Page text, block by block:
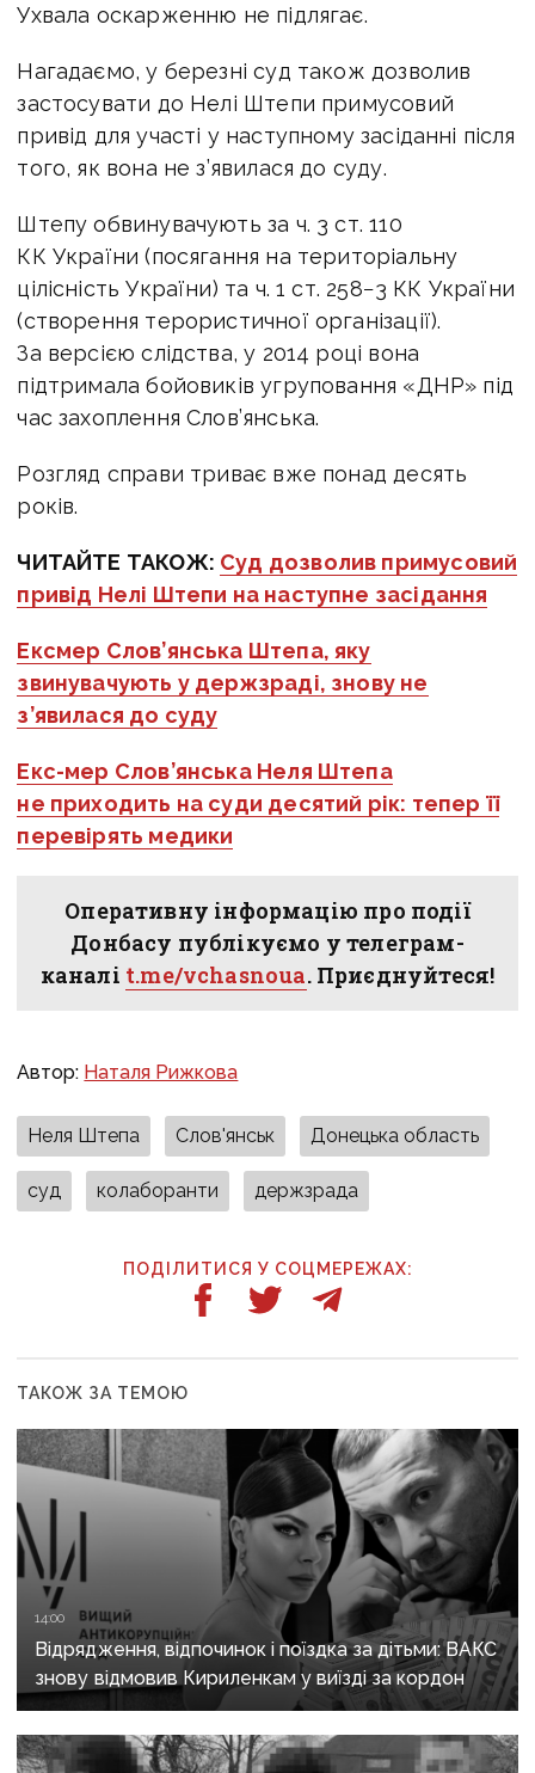
Ухвала оскарженню не підлягає.
Нагадаємо, у березні суд також дозволив
застосувати до Нелі Штепи примусовий
привід для участі у наступному засіданні після
того, як вона не з’явилася до суду.
Штепу обвинувачують за ч. 3 ст. 110
КК України (посягання на територіальну
цілісність України) та ч. 1 ст. 258−3 КК України
(створення терористичної організації).
За версією слідства, у 2014 році вона
підтримала бойовиків угруповання «ДНР» під
час захоплення Слов’янська.
Розгляд справи триває вже понад десять
років.
ЧИТАЙТЕ ТАКОЖ: Суд дозволив примусовий
привід Нелі Штепи на наступне засідання
Ексмер Слов’янська Штепа, яку
звинувачують у держзраді, знову не
з’явилася до суду
Екс-мер Слов’янська Неля Штепа
не приходить на суди десятий рік: тепер її
перевірять медики
Оперативну інформацію про події
Донбасу публікуємо у телеграм-
каналі t.me/vchasnoua. Приєднуйтеся!
Автор: Наталя Рижкова
Неля Штепа Слов'янськ Донецька область
суд колаборанти держзрада
ПОДІЛИТИСЯ У СОЦМЕРЕЖАХ:
ТАКОЖ ЗА ТЕМОЮ
14:00
Відрядження, відпочинок і поїздка за дітьми: ВАКС
знову відмовив Кириленкам у виїзді за кордон